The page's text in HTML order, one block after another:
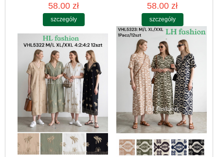
58.00 zł
szczegóły
58.00 zł
szczegóły